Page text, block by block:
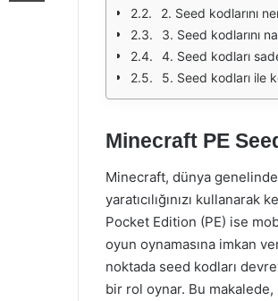
2. Seed kodlarını
3. Seed kodlarını
4. Seed kodları
5. Seed kodları ile
Minecraft PE
Minecraft, dünya
yaratıcılığınızı
Pocket Edition (PE) ise
oyun oynamasına imkan
noktada seed kodları
bir rol oynar. Bu